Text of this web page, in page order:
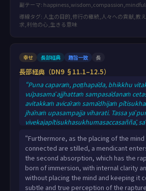
副テーマ:
導線タグ: 人生の目的,修行の継続,人々への貢献,教
求,利他の心,生きる意味
幸せ 長部経典 趣旨一致 長
長部経典（DN9 §11.1–12.5）
“Puna caparaṁ, poṭṭhapāda, bhikkhu
vūpasamā ajjhattaṁ sampasādanaṁ
avitakkaṁ avicāraṁ samādhijaṁ
jhānaṁ upasampajja viharati. Tassa yā
vivekajapītisukhasukhumasaccasaññā,
hoti,
samaye hoti. Evampi sikkhā ekā saññā
ekā saññā nirujjhati. Ayampi sikkhā”ti
“Puna caparaṁ, poṭṭhapāda, bhikkhu pītiy
“Furthermore, as the placing of the
connected are stilled, a mendicant
the second absorption, which has the
born of immersion, with internal clarity
without placing the mind and keeping it
subtle and true perception of the